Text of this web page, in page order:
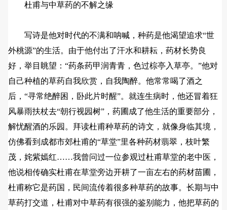
杜甫与中草药的不解之缘
写诗是他对时代的不满和呐喊，种药是他渴望追求“世
外桃源”的生活。由于他付出了汗水和耕耘，药材长势良
好，举目眺望：“药条药甲润青青，色过棕亭入草亭。”他对
自己种植的草药自我欣赏，自我陶醉。他常常喝了酒之
后，“寻常绝醉困，卧此片时醒”。就连生病时，他还冒着狂
风暴雨扶杖去“朝行视园树”，药圃成了他生活的重要部分，
解忧醒酒的乐园。拜读杜甫种草药的诗文，就像身临其境，
仿佛看到成都市郊杜甫的“草堂”里各种药材翡翠，枝叶繁
茂，姹紫嫣红……我曾问过一位参观过杜甫草堂的老中医，
他说相传确实杜甫在草堂旁边开耕了一亩左右的药材苗圃，
杜甫称它是药国，民间流传着很多种草药的故事。长期与中
草药打交道，杜甫对中草药有很强的鉴别能力，他把草药的